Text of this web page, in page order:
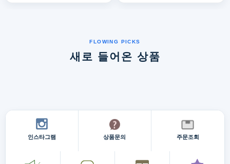
새로 들어온 상품
인스타그램 상품문의 주문조회